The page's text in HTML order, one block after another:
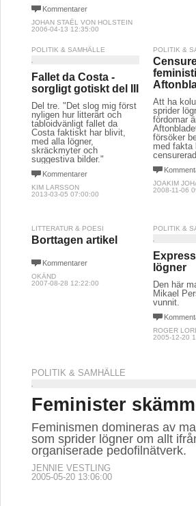
Kommentarer
JOHAN STAËL VON HOLSTEIN
2006-04-13 12:35:00
POLITIK & SAMHÄLLE
Fallet da Costa -
sorgligt gotiskt del III
Del tre. "Det slog mig först
nyligen hur litterärt och
tabloidvänligt fallet da
Costa faktiskt har blivit,
med alla lögner,
skräckmyter och
suggestiva bilder."
Kommentarer
KIM LARSSON
2013-03-05 07:00:00
POLITIK &
Att ha
sprider
fördomar
försöker
med fakta
JOAKIM
2008-11-06
LITTERATUR & POESI
Borttagen artikel
Kommentarer
OKÄND
2007-08-28 12:22:00
POLITIK &
lögner
Den här
Mikael
vunnit.
ROGER
2005-12-20
POLITIK & SAMHÄLLE
Feminister
Feminismen domineras av
som sprider lögner om allt
organiserade pedofilnätverk.
JENNIE VESTLING
2005-05-20 13:06:00